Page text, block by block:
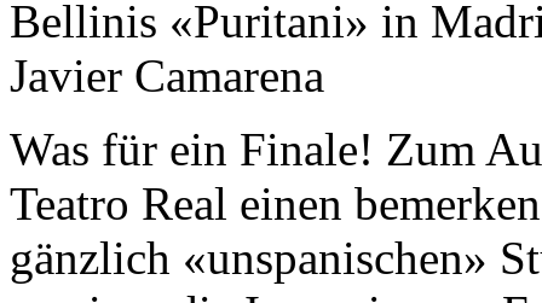
Bellinis «Puritani» in
Javier Camarena
Was für ein Finale! Zum
Teatro Real einen
gänzlich «unspanischen»